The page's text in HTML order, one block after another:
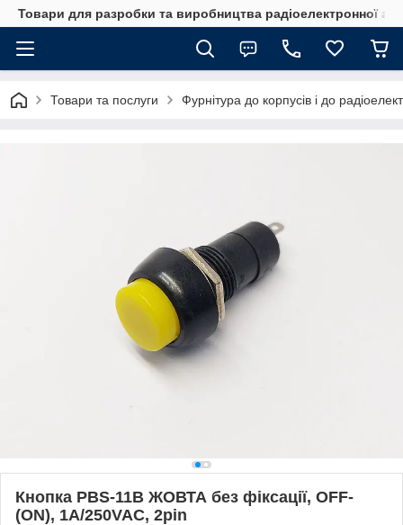
Товари для разробки та виробництва радіоелектронної
Товари та послуги Фурнітура до корпусів і до
Кнопка PBS-11B ЖОВТА без фіксації, OFF-
(ON), 1A/250VAC, 2pin